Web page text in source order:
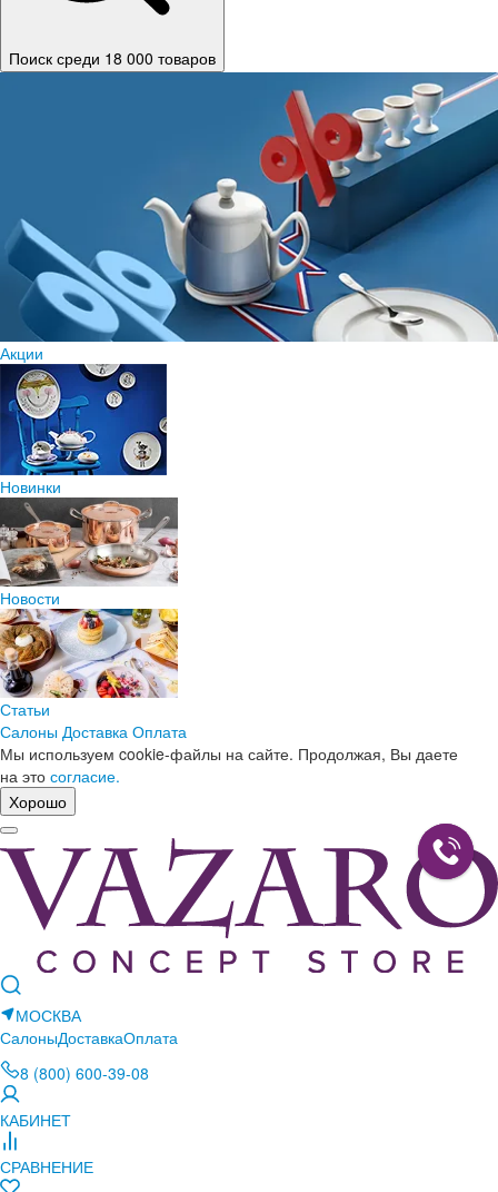
Поиск среди 18 000 товаров
Акции
Новинки
Новости
Статьи
Салоны Доставка Оплата
Мы используем cookie-файлы на сайте. Продолжая, Вы даете
на это согласие.
Хорошо
МОСКВА
СалоныДоставкаОплата
8 (800) 600-39-08
КАБИНЕТ
СРАВНЕНИЕ